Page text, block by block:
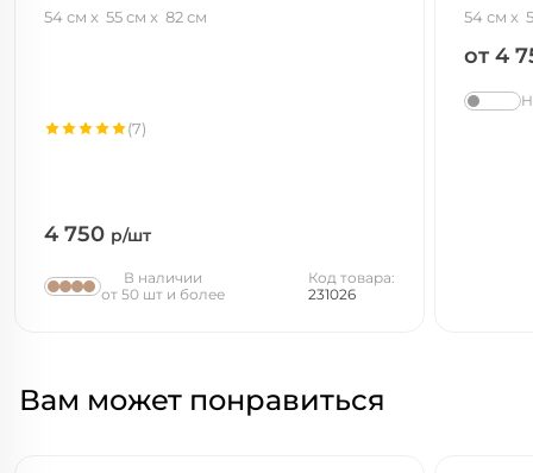
54 см 55 см 82 см
4 750 р/шт
(7)
В наличии
от 50 шт и более
Код товара:
231026
54 см
от 4
Вам может понравиться